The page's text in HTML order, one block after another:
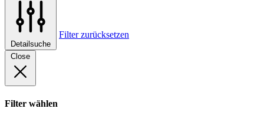
Detailsuche
Filter zurücksetzen
Close
Filter wählen